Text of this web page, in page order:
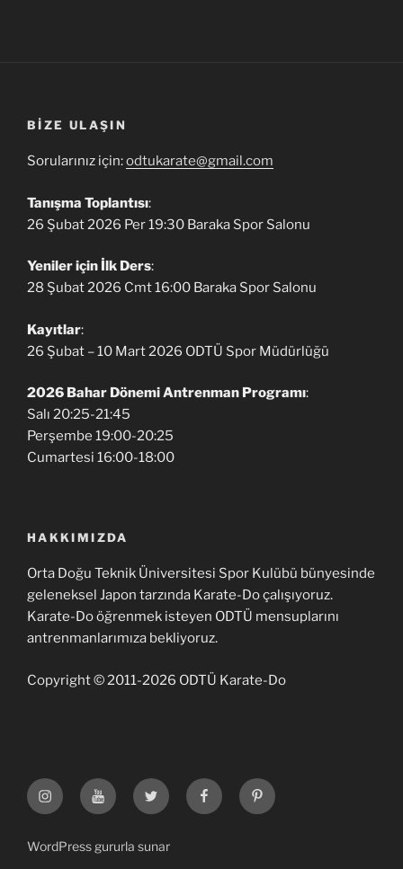
BIZE ULAŞIN
Sorularınız için:odtukarate@gmail.com
Tanışma Toplantısı:
26 Şubat 2026 Per 19:30 Baraka Spor Salonu
Yeniler için İlk Ders:
28 Şubat 2026 Cmt 16:00 Baraka Spor Salonu
Kayıtlar:
26 Şubat – 10 Mart 2026 ODTÜ Spor Müdürlüğü
2026 Bahar Dönemi Antrenman Programı:
Salı 20:25-21:45
Perşembe 19:00-20:25
Cumartesi 16:00-18:00
HAKKIMIZDA
Orta Doğu Teknik Üniversitesi Spor Kulübü bünyesinde
geleneksel Japon tarzında Karate-Do çalışıyoruz.
Karate-Do öğrenmek isteyen ODTÜ mensuplarını
antrenmanlarımıza bekliyoruz.
Copyright © 2011-2026 ODTÜ Karate-Do
InstagramYoutubeTwitter FacebookPinterest
WordPress gururla sunar